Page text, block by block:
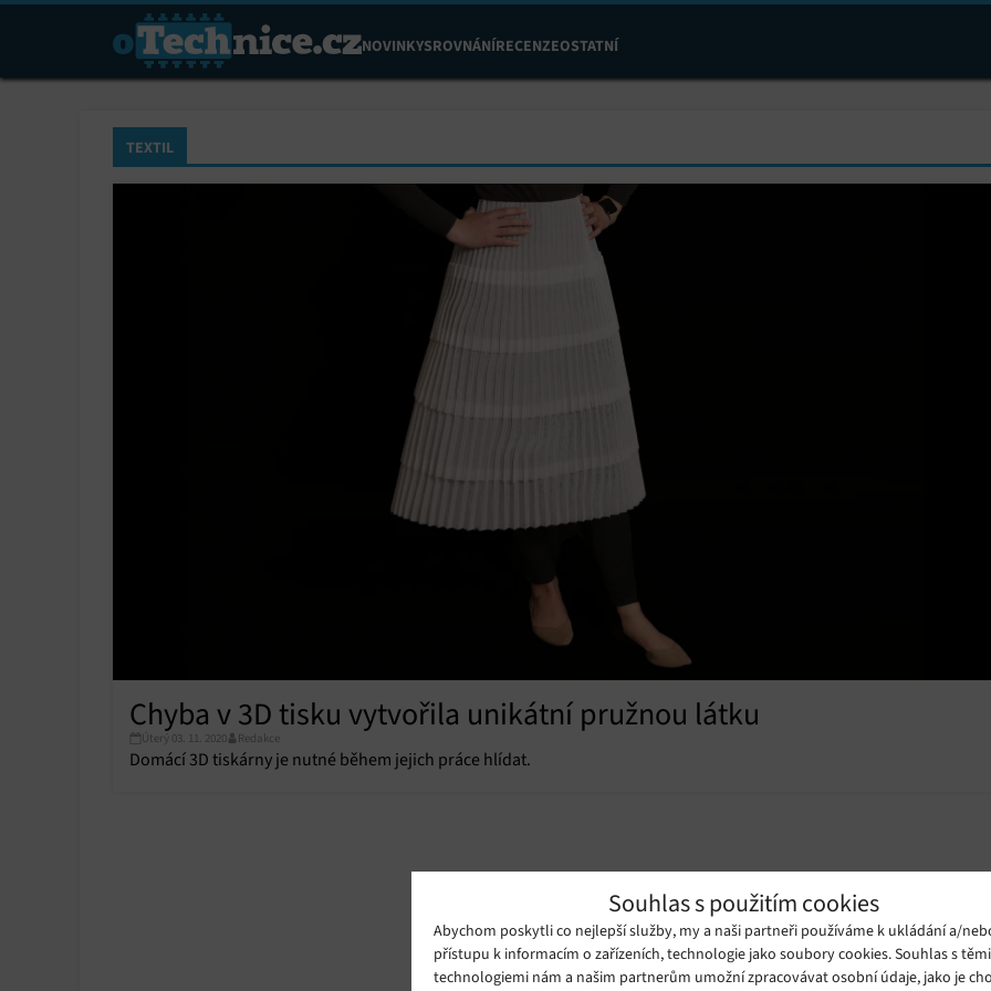
Souhlas s použitím cookies
Abychom poskytli co nejlepší služby, my a naši partneři používáme k ukládání a/
přístupu k informacím o zařízeních, technologie jako soubory cookies. Souhlas s
technologiemi nám a našim partnerům umožní zpracovávat osobní údaje, jako je
NOVINKYSROVNÁNÍRECENZEOSTATNÍ
TEXTIL
Chyba v 3D tisku vytvořila unikátní pružnou látku
Úterý 03. 11. 2020 Redakce
Domácí 3D tiskárny je nutné během jejich práce hlídat.